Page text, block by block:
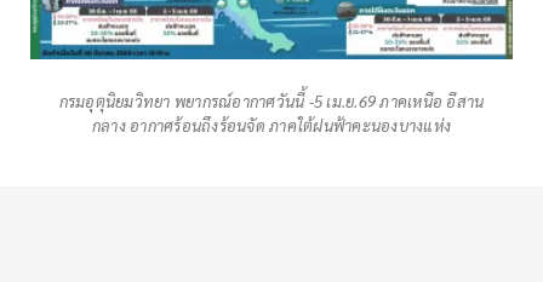
กรมอุตุนิยมวิทยา พยากรณ์อากาศวันนี้ -5 เม.ย.69 ภาคเหนือ อีสาน
กลาง อากาศร้อนถึงร้อนจัด ภาคใต้ฝนฟ้าคะนองบางแห่ง